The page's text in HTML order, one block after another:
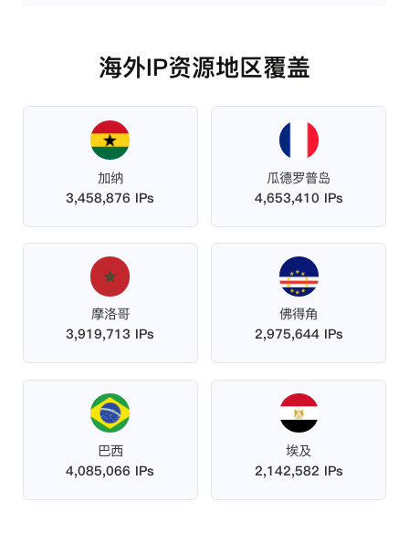
海外IP资源地区覆盖
加纳
3,458,876 IPs
瓜德罗普岛
4,653,410 IPs
摩洛哥
3,919,713 IPs
佛得角
2,975,644 IPs
巴西
4,085,066 IPs
埃及
2,142,582 IPs